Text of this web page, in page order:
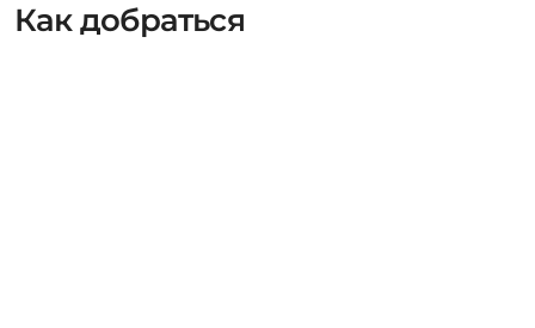
Как добраться